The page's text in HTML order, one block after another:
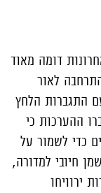
דומה מאוד
לאור
התגברות הלחץ
ההערכות כי
כדי לשמור על
חיובי למדורה,
ירוויחו